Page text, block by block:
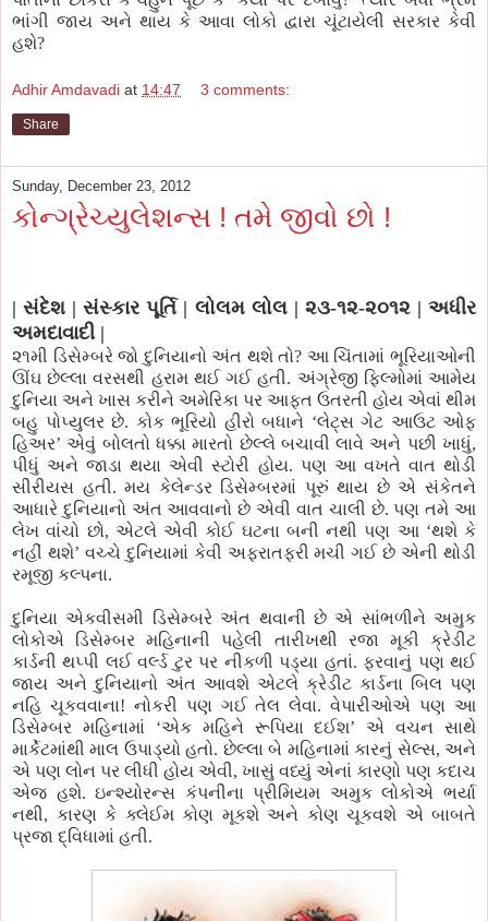
ભાંગી જાય અને થાય કે આવા લોકો દ્વારા ચૂંટાયેલી સરકાર કેવી
હશે?
Adhir Amdavadi at 14:47 3 comments:
Share
Sunday, December 23, 2012
કોન્ગ્રેચ્યુલેશન્સ ! તમે જીવો છો !
|સંદેશ |સંસ્કાર પૂર્તિ | લોલમ લોલ | ૨૩-૧૨-૨૦૧૨ |અધીર
અમદાવાદી |
૨૧મી ડિસેમ્બરે જો દુનિયાનો અંત થશે તો? આ ચિંતામાં ભૂરિયાઓની
ઊંઘ છેલ્લા વરસથી હરામ થઈ ગઈ હતી. અંગ્રેજી ફિલ્મોમાં આમેય
દુનિયા અને ખાસ કરીને અમેરિકા પર આફત ઉતરતી હોય એવાં થીમ
બહુ પોપ્યુલર છે. કોક ભૂરિયો હીરો બધાને ‘લેટ્સ ગેટ આઉટ ઓફ
હિઅર’ એવું બોલતો ધક્કા મારતો છેલ્લે બચાવી લાવે અને પછી ખાધું,
પીધું અને જાડા થયા એવી સ્ટોરી હોય. પણ આ વખતે વાત થોડી
સીરીયસ હતી. મય કેલેન્ડર ડિસેમ્બરમાં પૂરું થાય છે એ સંકેતને
આધારે દુનિયાનો અંત આવવાનો છે એવી વાત ચાલી છે. પણ તમે આ
લેખ વાંચો છો, એટલે એવી કોઈ ઘટના બની નથી પણ આ ‘થશે કે
નહીં થશે’ વચ્ચે દુનિયામાં કેવી અફરાતફરી મચી ગઈ છે એની થોડી
રમૂજી કલ્પના.
દુનિયા એકવીસમી ડિસેમ્બરે અંત થવાની છે એ સાંભળીને અમુક
લોકોએ ડિસેમ્બર મહિનાની પહેલી તારીખથી રજા મૂકી ક્રેડીટ
કાર્ડની થપ્પી લઈ વર્લ્ડ ટુર પર નીકળી પડ્યા હતાં. ફરવાનું પણ થઈ
જાય અને દુનિયાનો અંત આવશે એટલે ક્રેડીટ કાર્ડના બિલ પણ
નહિ ચૂકવવાના! નોકરી પણ ગઈ તેલ લેવા. વેપારીઓએ પણ આ
ડિસેમ્બર મહિનામાં ‘એક મહિને રૂપિયા દઈશ’ એ વચન સાથે
માર્કેટમાંથી માલ ઉપાડ્યો હતો. છેલ્લા બે મહિનામાં કારનું સેલ્સ, અને
એ પણ લોન પર લીધી હોય એવી, ખાસું વધ્યું એનાં કારણો પણ કદાચ
એજ હશે. ઇન્શ્યોરન્સ કંપનીના પ્રીમિયમ અમુક લોકોએ ભર્યા
નથી, કારણ કે ક્લેઈમ કોણ મૂકશે અને કોણ ચૂકવશે એ બાબતે
પ્રજા દ્વિધામાં હતી.